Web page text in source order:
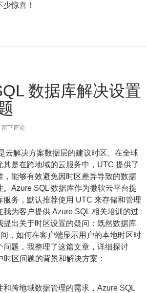
惊喜！
数据库解决设置
留下评论
云解决方案数据层的建议时区。在全球
其是在跨地域的云服务中，UTC 提供了
，能够有效避免因时区差异导致的数据
。Azure SQL 数据库作为微软云平台提
服务，默认推荐使用 UTC 来存储和管理
我为客户提供 Azure SQL 相关培训的过
提出关于时区设置的疑问：既然数据库
，如何在客户端显示用户的本地时区时
问题，我整理了这篇文章，详细探讨
时区问题的背景和解决方案：
和跨地域数据管理的需求，Azure SQL